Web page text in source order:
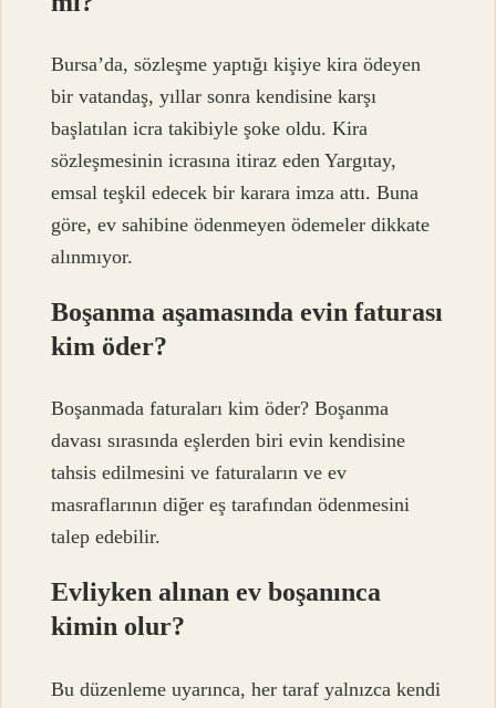
Bursa’da, sözleşme yaptığı kişiye kira ödeyen
bir vatandaş, yıllar sonra kendisine karşı
başlatılan icra takibiyle şoke oldu. Kira
sözleşmesinin icrasına itiraz eden Yargıtay,
emsal teşkil edecek bir karara imza attı. Buna
göre, ev sahibine ödenmeyen ödemeler dikkate
alınmıyor.
Boşanma aşamasında evin faturası
kim öder?
Boşanmada faturaları kim öder? Boşanma
davası sırasında eşlerden biri evin kendisine
tahsis edilmesini ve faturaların ve ev
masraflarının diğer eş tarafından ödenmesini
talep edebilir.
Evliyken alınan ev boşanınca
kimin olur?
Bu düzenleme uyarınca, her taraf yalnızca kendi